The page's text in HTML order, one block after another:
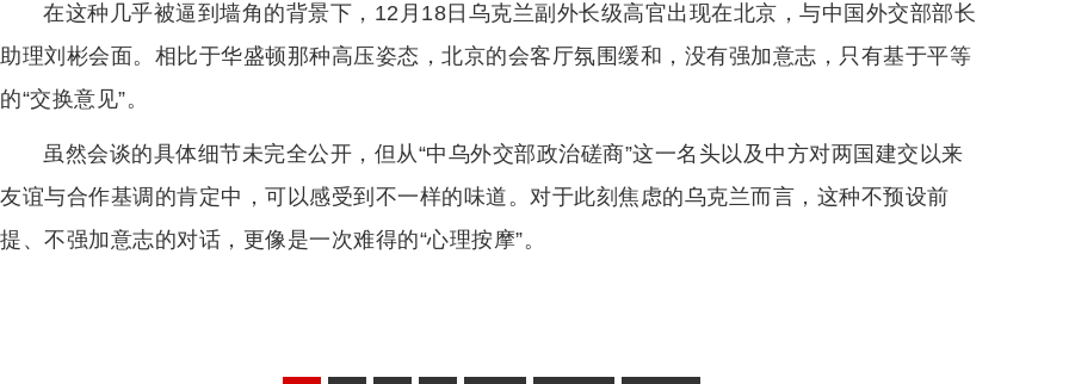
在这种几乎被逼到墙角的背景下，12月18日乌克兰副外长级高官出现在北京，与中国外交部部长
助理刘彬会面。相比于华盛顿那种高压姿态，北京的会客厅氛围缓和，没有强加意志，只有基于平等
的“交换意见”。
虽然会谈的具体细节未完全公开，但从“中乌外交部政治磋商”这一名头以及中方对两国建交以来
友谊与合作基调的肯定中，可以感受到不一样的味道。对于此刻焦虑的乌克兰而言，这种不预设前
提、不强加意志的对话，更像是一次难得的“心理按摩”。